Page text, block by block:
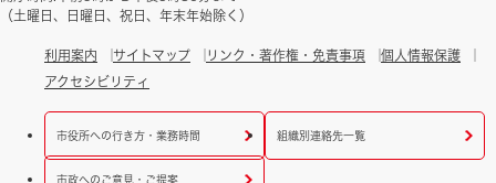
（土曜日、日曜日、祝日、年末年始除く）
利用案内 サイトマップ リンク・著作権・免責事項
個人情報保護
アクセシビリティ
市役所への行き方・業務時間 組織別連絡先一覧
市政へのご意見・ご提案